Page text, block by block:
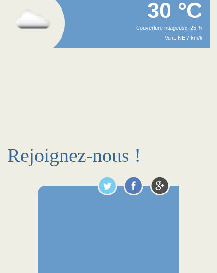
30 °C
Couverture nuageuse: 25 %
Vent: NE 7 km/h
Rejoignez-nous !